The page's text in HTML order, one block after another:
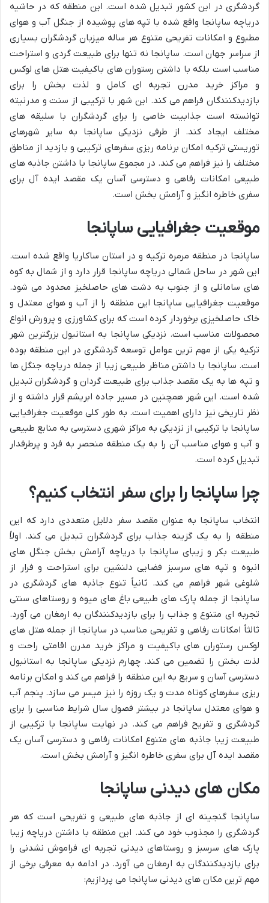
گردشگری در این کشور تبدیل شده است. این منطقه که در حاشیه
دریاچه ساپانجا واقع شده با تپه های پوشیده از جنگل آب و هوای
مطبوع و امکانات تفریحی متنوع هر ساله میزبان گردشگران بسیاری
از سراسر جهان است. ساپانجا نه تنها برای طبیعت گردی و استراحت
مناسب است بلکه با داشتن رستوران های باکیفیت هتل های لوکس
و مراکز خرید مدرن تجربه ای کامل و لذت بخش را برای
بازدیدکنندگان فراهم می کند. این شهر با ترکیبی از سنت و مدرنیته
توانسته است جذابیت خاصی را برای گردشگران با سلیقه های
مختلف ایجاد کند. از طرفی نزدیکی ساپانجا به سایر شهرهای
توریستی ترکیه امکان برنامه ریزی سفرهای ترکیبی و بازدید از مناطق
مختلف را نیز فراهم می کند. در مجموع ساپانجا با داشتن جاذبه های
طبیعی امکانات رفاهی و دسترسی آسان یک مقصد ایده آل برای
سفری خاطره انگیز و آرامش بخش است.
موقعیت جغرافیایی ساپانجا
ساپانجا در منطقه مرمره ترکیه و در استان ساکاریا واقع شده است.
این شهر در ساحل شمالی دریاچه ساپانجا قرار دارد و از شمال به کوه
های سامانلی و از جنوب به دشت های حاصلخیز محدود می شود.
موقعیت جغرافیایی ساپانجا این منطقه را از آب و هوای معتدل و
خاک حاصلخیزی برخوردار کرده است که برای کشاورزی و پرورش انواع
محصولات مناسب است. نزدیکی ساپانجا به استانبول بزرگترین شهر
ترکیه یکی از مهم ترین عوامل توسعه گردشگری در این منطقه بوده
است. ساپانجا با داشتن مناظر طبیعی زیبا از جمله دریاچه جنگل ها
و تپه ها به یک مقصد جذاب برای طبیعت گردان و گردشگران تبدیل
شده است. این شهر همچنین در مسیر جاده ابریشم قرار داشته و از
نظر تاریخی نیز دارای اهمیت است. به طور کلی موقعیت جغرافیایی
ساپانجا با ترکیبی از نزدیکی به مراکز شهری دسترسی به منابع طبیعی
و آب و هوای مناسب آن را به یک منطقه منحصر به فرد و پرطرفدار
تبدیل کرده است.
چرا ساپانجا را برای سفر انتخاب کنیم؟
انتخاب ساپانجا به عنوان مقصد سفر دلایل متعددی دارد که این
منطقه را به یک گزینه جذاب برای گردشگران تبدیل می کند. اولاً
طبیعت بکر و زیبای ساپانجا با دریاچه آرامش بخش جنگل های
انبوه و تپه های سرسبز فضایی دلنشین برای استراحت و فرار از
شلوغی شهر فراهم می کند. ثانیاً تنوع جاذبه های گردشگری در
ساپانجا از جمله پارک های طبیعی باغ های میوه و روستاهای سنتی
تجربه ای متنوع و جذاب را برای بازدیدکنندگان به ارمغان می آورد.
ثالثاً امکانات رفاهی و تفریحی مناسب در ساپانجا از جمله هتل های
لوکس رستوران های باکیفیت و مراکز خرید مدرن اقامتی راحت و
لذت بخش را تضمین می کند. چهارم نزدیکی ساپانجا به استانبول
دسترسی آسان و سریع به این منطقه را فراهم می کند و امکان برنامه
ریزی سفرهای کوتاه مدت و یک روزه را نیز میسر می سازد. پنجم آب
و هوای معتدل ساپانجا در بیشتر فصول سال شرایط مناسبی را برای
گردشگری و تفریح فراهم می کند. در نهایت ساپانجا با ترکیبی از
طبیعت زیبا جاذبه های متنوع امکانات رفاهی و دسترسی آسان یک
مقصد ایده آل برای سفری خاطره انگیز و آرامش بخش است.
مکان های دیدنی ساپانجا
ساپانجا گنجینه ای از جاذبه های طبیعی و تفریحی است که هر
گردشگری را مجذوب خود می کند. این منطقه با داشتن دریاچه زیبا
پارک های سرسبز و روستاهای دیدنی تجربه ای فراموش نشدنی را
برای بازدیدکنندگان به ارمغان می آورد. در ادامه به معرفی برخی از
مهم ترین مکان های دیدنی ساپانجا می پردازیم: